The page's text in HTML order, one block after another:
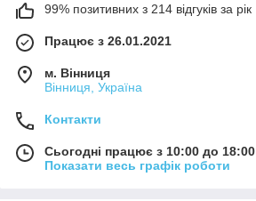
99% позитивних з 214 відгуків за рік
Працює з 26.01.2021
м. Вінниця
Вінниця, Україна
Контакти
Сьогодні працює з 10:00 до 18:00
Показати весь графік роботи